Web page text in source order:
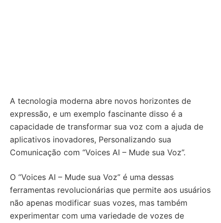
A tecnologia moderna abre novos horizontes de
expressão, e um exemplo fascinante disso é a
capacidade de transformar sua voz com a ajuda de
aplicativos inovadores, Personalizando sua
Comunicação com “Voices AI – Mude sua Voz”.
O “Voices AI – Mude sua Voz” é uma dessas
ferramentas revolucionárias que permite aos usuários
não apenas modificar suas vozes, mas também
experimentar com uma variedade de vozes de